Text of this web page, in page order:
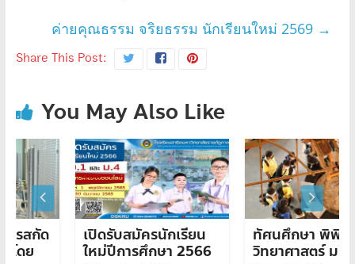
ค่ายคุณธรรม จริยธรรม นักเรียนใหม่ 2569 →
Share This Post:
You May Also Like
เปิดรับสมัครนักเรียน
ใหม่ปีการศึกษา 2566
ทัศนศึกษา พิพิธภัณฑ์
วิทยาศาสตร์ ม.3 ม.6